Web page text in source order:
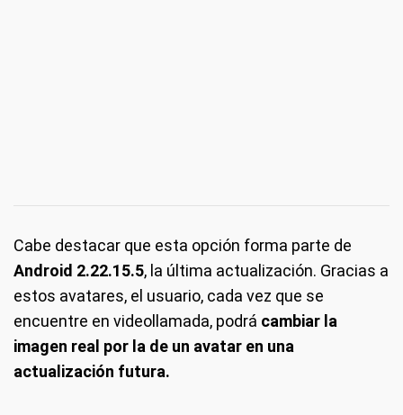
Cabe destacar que esta opción forma parte de
Android 2.22.15.5, la última actualización. Gracias a
estos avatares, el usuario, cada vez que se
encuentre en videollamada, podrá cambiar la
imagen real por la de un avatar en una
actualización futura.